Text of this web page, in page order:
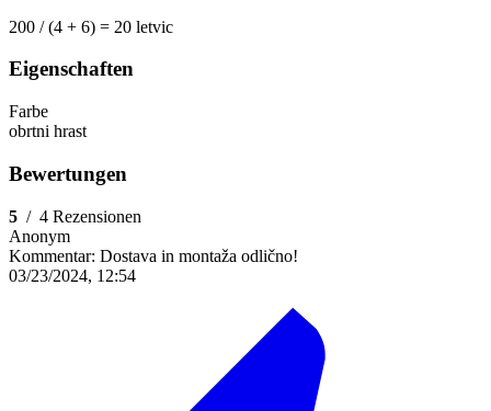
200 / (4 + 6) = 20 letvic
Eigenschaften
Farbe
obrtni hrast
Bewertungen
5 / 4 Rezensionen
Anonym
Kommentar: Dostava in montaža odlično!
03/23/2024, 12:54